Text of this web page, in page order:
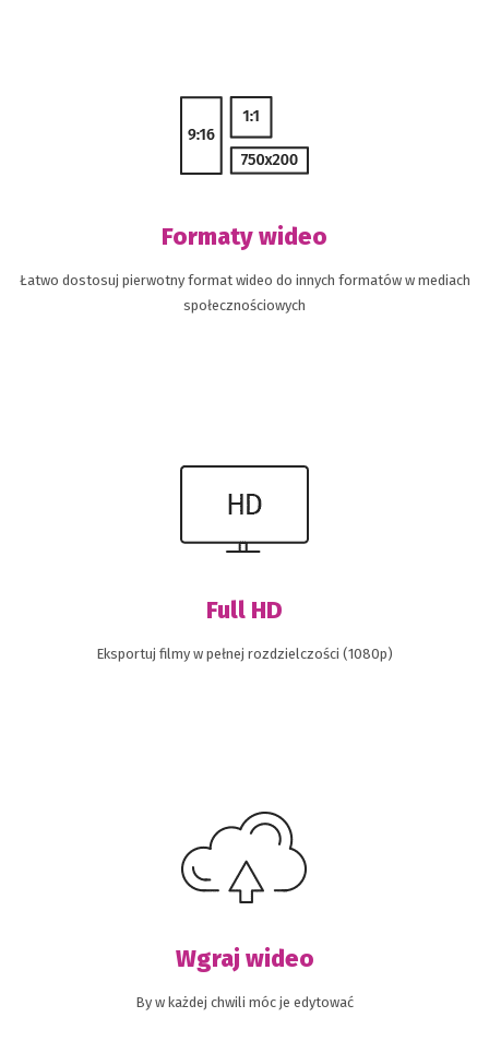
Formaty wideo
Łatwo dostosuj pierwotny format wideo do innych formatów w mediach
społecznościowych
Full HD
Eksportuj filmy w pełnej rozdzielczości (1080p)
Wgraj wideo
By w każdej chwili móc je edytować